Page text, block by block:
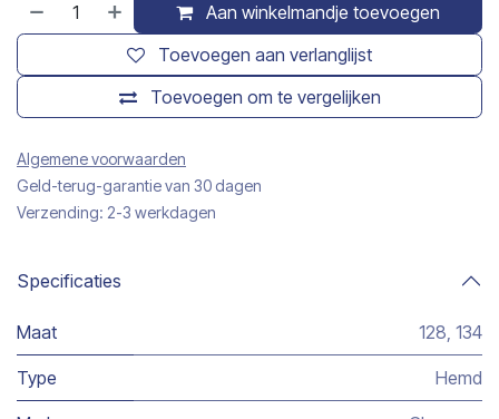
Aan winkelmandje toevoegen
Toevoegen om te vergelijken
Toevoegen aan verlanglijst
Algemene voorwaarden
Geld-terug-garantie van 30 dagen
Verzending: 2-3 werkdagen
Specificaties
Maat 128, 134
Type Hemd